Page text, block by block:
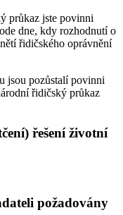
průkaz jste povinni
dne, kdy rozhodnutí o
řidičského oprávnění
jsou pozůstalí povinni
řidičský průkaz
řešení životní
požadovány